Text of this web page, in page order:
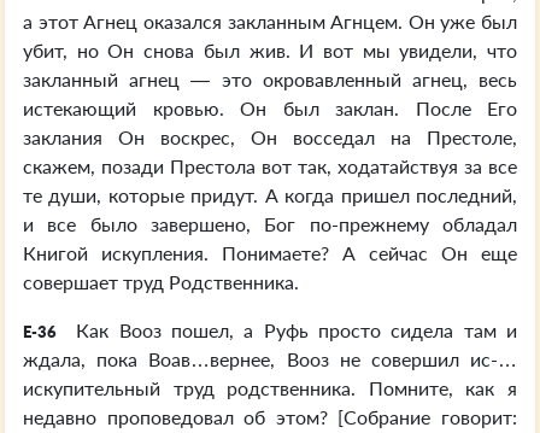
а этот Агнец оказался закланным Агнцем. Он уже был
убит, но Он снова был жив. И вот мы увидели, что
закланный агнец — это окровавленный агнец, весь
истекающий кровью. Он был заклан. После Его
заклания Он воскрес, Он восседал на Престоле,
скажем, позади Престола вот так, ходатайствуя за все
те души, которые придут. А когда пришел последний,
и все было завершено, Бог по-прежнему обладал
Книгой искупления. Понимаете? А сейчас Он еще
совершает труд Родственника.
E-36
Как Вооз пошел, а Руфь просто сидела там и
ждала, пока Воав…вернее, Вооз не совершил ис-…
искупительный труд родственника. Помните, как я
недавно проповедовал об этом? [Собрание говорит: